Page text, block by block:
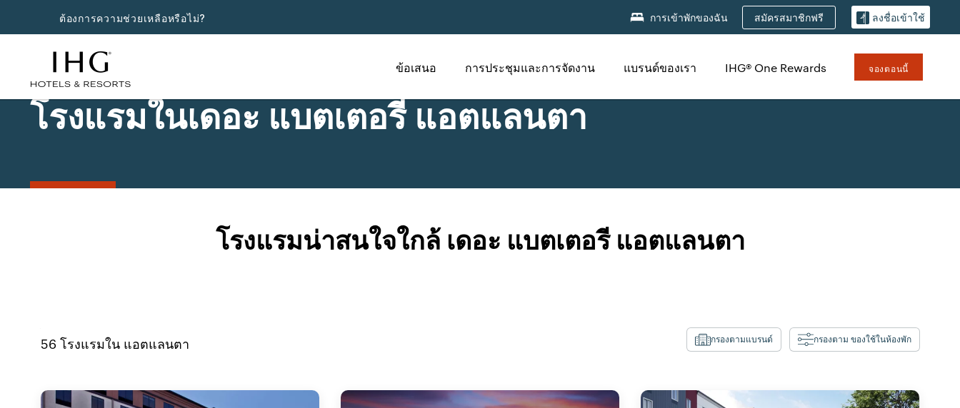
ต้องการความช่วยเหลือหรือไม่? การเข้าพักของฉัน สมัครสมาชิกฟรี ลงชื่อเข้าใช้
ข้อเสนอ การประชุมและการจัดงาน แบรนด์ของเรา IHG® One Rewards จองตอนนี้
โรงแรมในเดอะ แบตเตอรี แอตแลนตา
โรงแรมน่าสนใจใกล้ เดอะ แบตเตอรี แอตแลนตา
56 โรงแรมใน แอตแลนตา กรองตามแบรนด์ กรองตาม ของใช้ในห้องพัก